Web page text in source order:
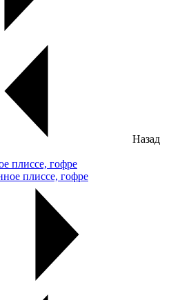
Назад
плиссе, гофре
плиссе, гофре